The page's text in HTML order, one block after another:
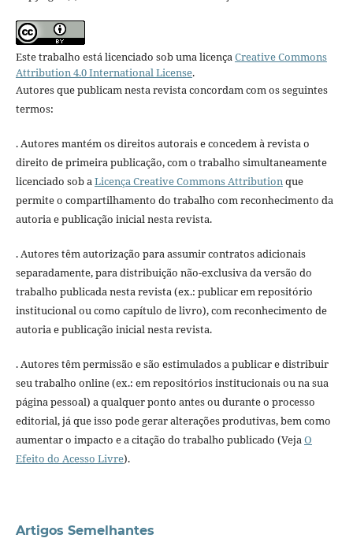
Este trabalho está licenciado sob uma licençaCreative Commons
Attribution 4.0 International License.
Autores que publicam nesta revista concordam com os seguintes
termos:
. Autores mantém os direitos autorais e concedem à revista o
direito de primeira publicação, com o trabalho simultaneamente
licenciado sob aLicença Creative Commons Attributionque
permite o compartilhamento do trabalho com reconhecimento da
autoria e publicação inicial nesta revista.
. Autores têm autorização para assumir contratos adicionais
separadamente, para distribuição não-exclusiva da versão do
trabalho publicada nesta revista (ex.: publicar em repositório
institucional ou como capítulo de livro), com reconhecimento de
autoria e publicação inicial nesta revista.
. Autores têm permissão e são estimulados a publicar e distribuir
seu trabalho online (ex.: em repositórios institucionais ou na sua
página pessoal) a qualquer ponto antes ou durante o processo
editorial, já que isso pode gerar alterações produtivas, bem como
aumentar o impacto e a citação do trabalho publicado (VejaO
Efeito do Acesso Livre).
Artigos Semelhantes